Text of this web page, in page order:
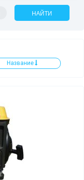
НАЙТИ
Название